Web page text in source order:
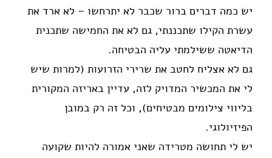
יש כמה דברים ברור שכבר לא יתרחשו – לא ארד את
עשרת הקילו שתכננתי, גם לא את החמישה שתכנית
הדיאטה ששילמתי עליה הבטיחה.
גם לא אצליח לחטב את שרירי הזרועות (למרות שיש
לי את המכשיר המדויק לזה, עדיין באריזה המקורית
בליווי צילומים מבטיחים), וכל זה רק במובן
הפיזיולוגי.
יש לי תחושה מטרידה שאני אמורה להיות שקועה